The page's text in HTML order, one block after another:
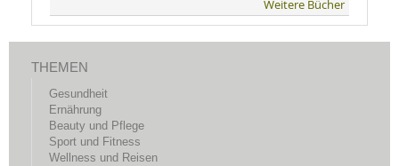
Weitere Bücher
THEMEN
Gesundheit
Ernährung
Beauty und Pflege
Sport und Fitness
Wellness und Reisen